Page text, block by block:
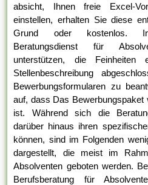
absicht, Ihnen freie Excel-
einstellen, erhalten Sie diese
Grund oder kostenlos.
Beratungsdienst für
unterstützen, die Feinheiten
Stellenbeschreibung
Bewerbungsformularen zu
auf, dass Das Bewerbungspaket
ist. Während sich die
darüber hinaus ihren
können, sind im Folgenden
dargestellt, die meist im
Absolventen geboten werden.
Berufsberatung für